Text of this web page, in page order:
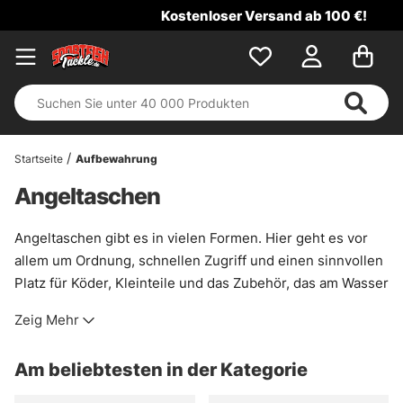
Kostenloser Versand ab 100 €!
Startseite Aufbewahrung
Angeltaschen
Angeltaschen gibt es in vielen Formen. Hier geht es vor
allem um Ordnung, schnellen Zugriff und einen sinnvollen
Platz für Köder, Kleinteile und das Zubehör, das am Wasser
sich später das Wühlen im Gras, im Boot oder auf dem
Ob eine kompakte Tasche für den Tagesansitz oder ein
Zeig Mehr
Am beliebtesten in der Kategorie